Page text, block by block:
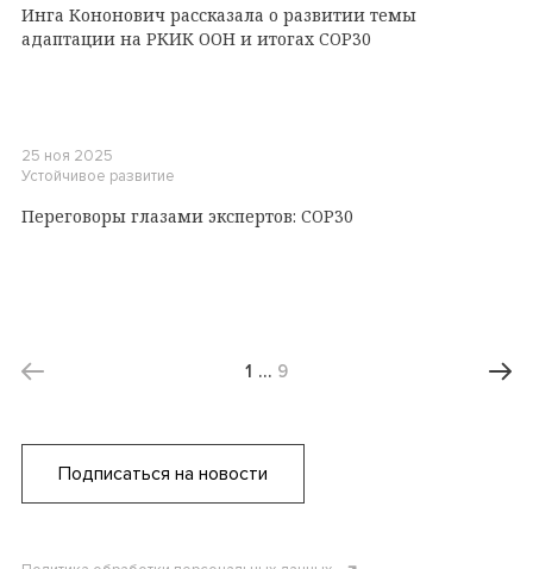
Инга Кононович рассказала о развитии темы
адаптации на РКИК ООН и итогах COP30
25 ноя 2025
Устойчивое развитие
Переговоры глазами экспертов: COP30
1 … 9
Подписаться на новости